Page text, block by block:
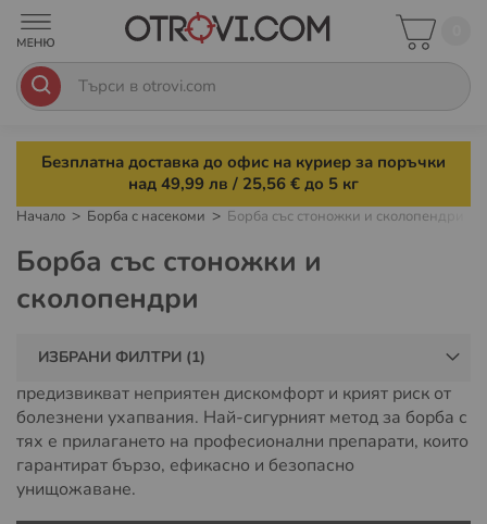
Безплатна доставка до офис на куриер за поръчки
над 49,99 лв / 25,56 € до 5 кг
Начало Борба с насекоми Борба със стоножки и сколопендри
Борба със стоножки и
сколопендри
Стоножките и сколопендрите могат да се превърнат в
сериозен проблем както в дома, така и в двора. Те
предизвикват неприятен дискомфорт и крият риск от
болезнени ухапвания. Най-сигурният метод за борба с
тях е прилагането на професионални препарати, които
гарантират бързо, ефикасно и безопасно
унищожаване.
ИЗБРАНИ ФИЛТРИ